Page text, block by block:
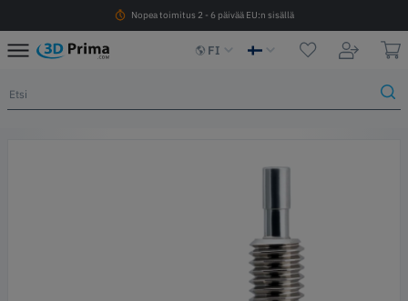
Nopea toimitus 2 - 6 päivää EU:n sisällä
FI